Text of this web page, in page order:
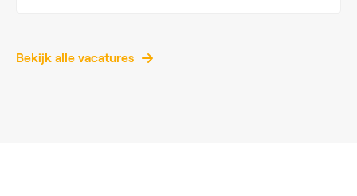
Bekijk alle vacatures